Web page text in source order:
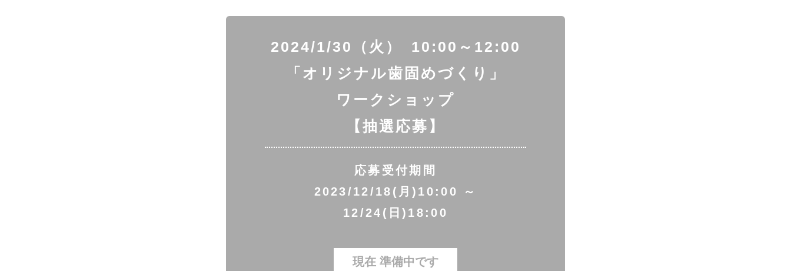
2024/1/30（火） 10:00～12:00
「オリジナル歯固めづくり」
ワークショップ
【抽選応募】
応募受付期間
2023/12/18(月)10:00 ～
12/24(日)18:00
現在 準備中です